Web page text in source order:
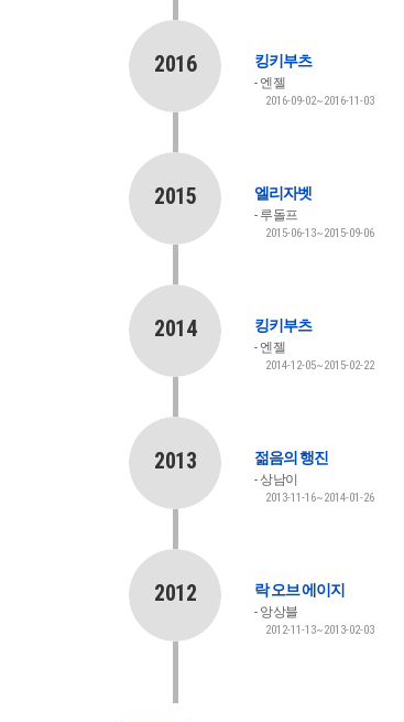
2016 킹키부츠
엔젤
2016-09-02~2016-11-03
2015 엘리자벳
루돌프
2015-06-13~2015-09-06
2014 킹키부츠
엔젤
2014-12-05~2015-02-22
2013 젊음의 행진
상남이
2013-11-16~2014-01-26
2012 락 오브 에이지
앙상블
2012-11-13~2013-02-03